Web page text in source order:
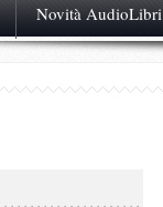
Novità AudioLibri